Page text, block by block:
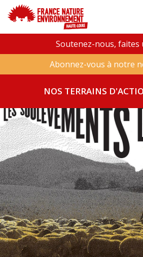
Soutenez-nous, faites
Abonnez-vous à notre
NOS TERRAINS